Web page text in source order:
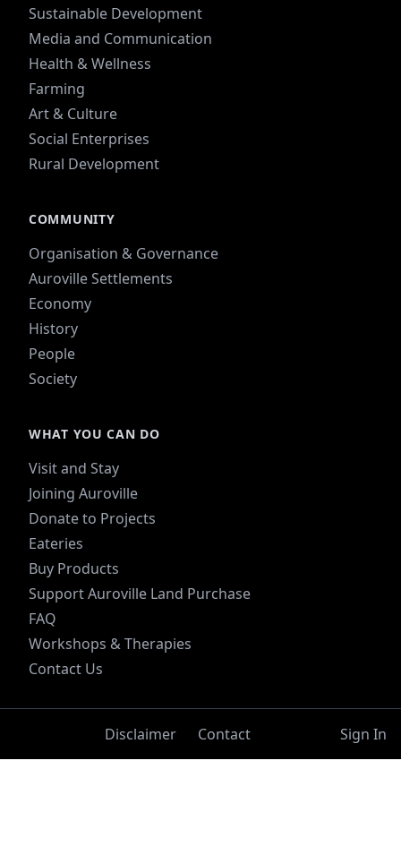
Sustainable Development
Media and Communication
Health & Wellness
Farming
Art & Culture
Social Enterprises
Rural Development
COMMUNITY
Organisation & Governance
Auroville Settlements
Economy
History
People
Society
WHAT YOU CAN DO
Visit and Stay
Joining Auroville
Donate to Projects
Eateries
Buy Products
Support Auroville Land Purchase
FAQ
Workshops & Therapies
Contact Us
Disclaimer Contact Sign In